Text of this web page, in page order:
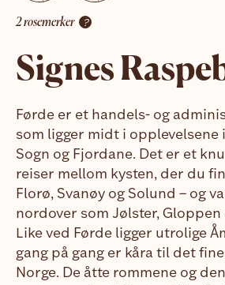
2rosemerker ?
Signes
Førde er et handels- og
som ligger midt i opplevelsene
Sogn og Fjordane. Det er et
reiser mellom kysten, der du
Florø, Svanøy og Solund – og
nordover som Jølster,
Like ved Førde ligger utrolige
gang på gang er kåra til det
Norge. De åtte rommene og